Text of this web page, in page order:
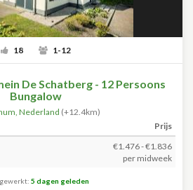
18 1-12
De Schatberg - 12 Persoons
Bungalow
, Nederland (+12.4km)
Prijs
€1.476 - €1.836
per midweek
5 dagen geleden